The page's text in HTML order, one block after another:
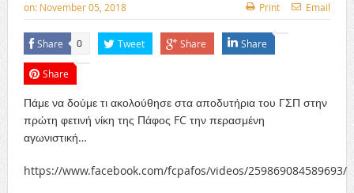
on: November 05, 2018 Print Email
Share 0 Tweet Share Share
Share
Πάμε να δούμε τι ακολούθησε στα αποδυτήρια του ΓΣΠ στην
πρώτη φετινή νίκη της Πάφος FC την περασμένη
αγωνιστική…
https://www.facebook.com/fcpafos/videos/259869084589693/